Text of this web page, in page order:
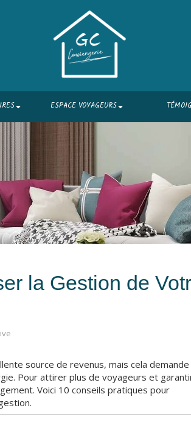
ESPACE VOYAGEURS
la Gestion de
source de revenus, mais cela demande
Pour attirer plus de voyageurs et
Voici 10 conseils pratiques pour